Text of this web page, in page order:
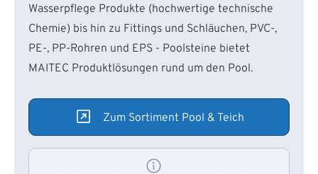
Wasserpflege Produkte (hochwertige technische
Chemie) bis hin zu Fittings und Schläuchen, PVC-,
PE-, PP-Rohren und EPS - Poolsteine bietet
MAITEC Produktlösungen rund um den Pool.
Zum Sortiment Pool & Teich